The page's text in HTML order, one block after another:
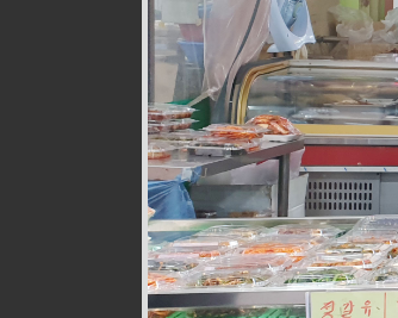
웰빙즉석손두부
식품
010-9528-3759
구월로276번길 17